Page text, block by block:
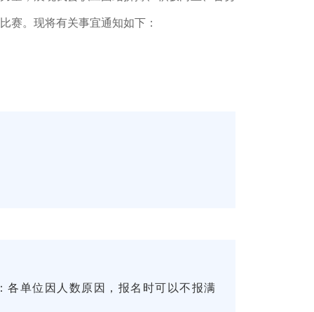
赛。现将有关事宜通知如下：
各单位因人数原因，报名时可以不报满